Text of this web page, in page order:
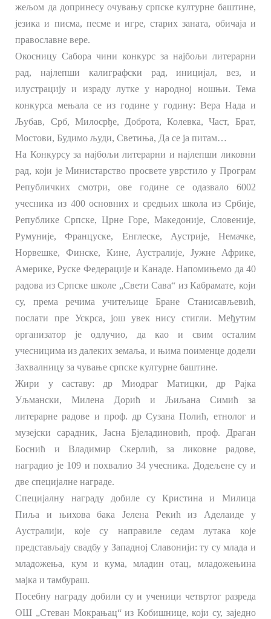
жељом да допринесу очувању српске културне баштине,
језика и писма, песме и игре, старих заната, обичаја и
православне вере.
Окосницу Сабора чини конкурс за најбољи литерарни
рад, најлепши калиграфски рад, иницијал, вез, и
илустрацију и израду лутке у народној ношњи. Тема
конкурса мењала се из године у годину: Вера Нада и
Љубав, Срб, Милосрђе, Доброта, Колевка, Част, Брат,
Мостови, Будимо људи, Светиња, Да се ја питам…
На Конкурсу за најбољи литерарни и најлепши ликовни
рад, који је Министарство просвете уврстило у Програм
Републичких смотри, ове године се одазвало 6002
учесника из 400 основних и средњих школа из Србије,
Републике Српске, Црне Горе, Македоније, Словеније,
Румуније, Француске, Енглеске, Аустрије, Немачке,
Норвешке, Финске, Кине, Аустралије, Јужне Африке,
Америке, Руске Федерације и Канаде. Напомињемо да 40
радова из Српске школе „Свети Сава“ из Кабрамате, који
су, према речима учитељице Бране Станисављевић,
послати пре Ускрса, још увек нису стигли. Међутим
организатор је одлучио, да као и свим осталим
учесницима из далеких земаља, и њима поименце додели
Захвалницу за чување српске културне баштине.
Жири у саставу: др Миодраг Матицки, др Рајка
Уљмански, Милена Дорић и Љиљана Симић за
литерарне радове и проф. др Сузана Полић, етнолог и
музејски сарадник, Јасна Бјеладиновић, проф. Драган
Боснић и Владимир Скерлић, за ликовне радове,
наградио је 109 и похвалио 34 учесника. Додељене су и
две специјалне награде.
Специјалну награду добиле су Кристина и Милица
Пиља и њихова бака Јелена Рекић из Аделаиде у
Аустралији, које су направиле седам лутака које
представљају свадбу у Западној Славонији: ту су млада и
младожења, кум и кума, младин отац, младожењина
мајка и тамбураш.
Посебну награду добили су и ученици четвртог разреда
ОШ „Стеван Мокрањац“ из Кобишнице, који су, заједно